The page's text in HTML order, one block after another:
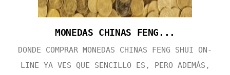
MONEDAS CHINAS FENG...
DONDE COMPRAR MONEDAS CHINAS FENG SHUI ON-
LINE YA VES QUE SENCILLO ES, PERO ADEMÁS,